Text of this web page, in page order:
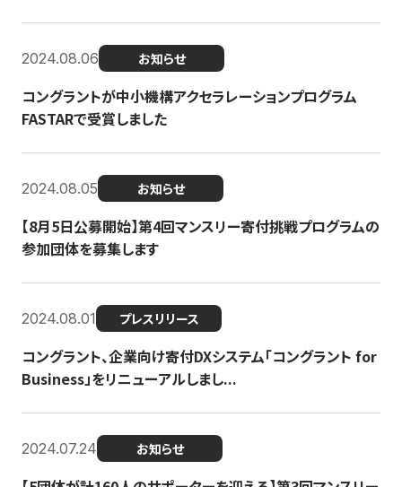
2024.08.06 お知らせ
コングラントが中小機構アクセラレーションプログラム
FASTARで受賞しました
2024.08.05 お知らせ
【8月5日公募開始】第4回マンスリー寄付挑戦プログラムの
参加団体を募集します
2024.08.01 プレスリリース
コングラント、企業向け寄付DXシステム「コングラント for
Business」をリニューアルしまし...
2024.07.24 お知らせ